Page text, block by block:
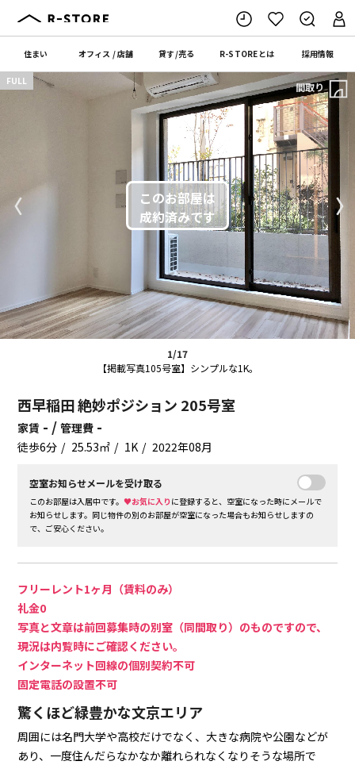
住まい オフィス /店舗 貸す/売る R-STOREとは 採用情報
1/17
【掲載写真105号室】シンプルな1K。
〈 〉
FULL 間取り
西早稲田 絶妙ポジション 205号室
家賃 - /管理費 -
徒歩6分 25.53㎡ 1K 2022年08月
空室お知らせメールを受け取る
このお部屋は入居中です。♥お気に入り に登録すると、空室になった時にメールで
お知らせします。同じ物件の別のお部屋が空室になった場合もお知らせしますの
で、ご安心ください。
フリーレント1ヶ月（賃料のみ）
礼金0
写真と文章は前回募集時の別室（同間取り）のものですので、
現況は内覧時にご確認ください。
インターネット回線の個別契約不可
固定電話の設置不可
驚くほど緑豊かな文京エリア
周囲には名門大学や高校だけでなく、大きな病院や公園などが
あり、一度住んだらなかなか離れられなくなりそうな場所で